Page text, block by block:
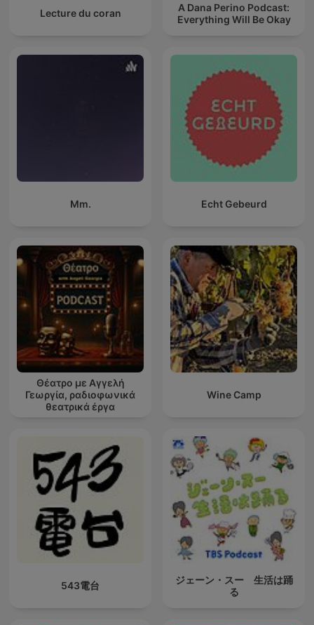
Lecture du coran
A Dana Perino Podcast:
Everything Will Be Okay
Mm. Echt Gebeurd
Θέατρο με Αγγελή
Γεωργία, ραδιοφωνικά
θεατρικά έργα
Wine Camp
543電台
ジェーン・スー 生活は踊
る